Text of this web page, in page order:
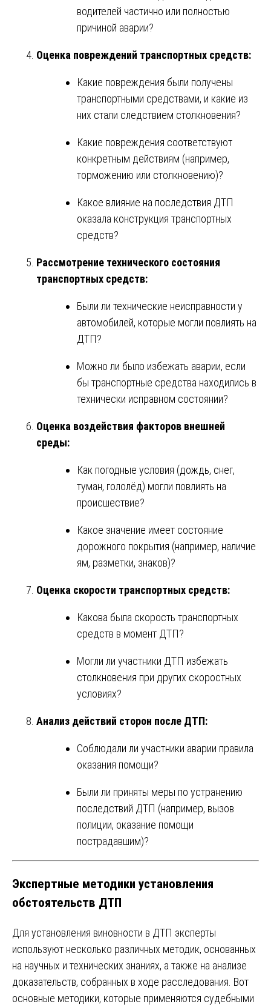
водителей частично или полностью
причиной аварии?
Оценка повреждений транспортных средств:
Какие повреждения были получены
транспортными средствами, и какие из
них стали следствием столкновения?
Какие повреждения соответствуют
конкретным действиям (например,
торможению или столкновению)?
Какое влияние на последствия ДТП
оказала конструкция транспортных
средств?
Рассмотрение технического состояния
транспортных средств:
Были ли технические неисправности у
автомобилей, которые могли повлиять на
ДТП?
Можно ли было избежать аварии, если
бы транспортные средства находились в
технически исправном состоянии?
Оценка воздействия факторов внешней
среды:
Как погодные условия (дождь, снег,
туман, гололёд) могли повлиять на
происшествие?
Какое значение имеет состояние
дорожного покрытия (например, наличие
ям, разметки, знаков)?
Оценка скорости транспортных средств:
Какова была скорость транспортных
средств в момент ДТП?
Могли ли участники ДТП избежать
столкновения при других скоростных
условиях?
Анализ действий сторон после ДТП:
Соблюдали ли участники аварии правила
оказания помощи?
Были ли приняты меры по устранению
последствий ДТП (например, вызов
полиции, оказание помощи
пострадавшим)?
Экспертные методики установления
обстоятельств ДТП
Для установления виновности в ДТП эксперты
используют несколько различных методик, основанных
на научных и технических знаниях, а также на анализе
доказательств, собранных в ходе расследования. Вот
основные методики, которые применяются судебными